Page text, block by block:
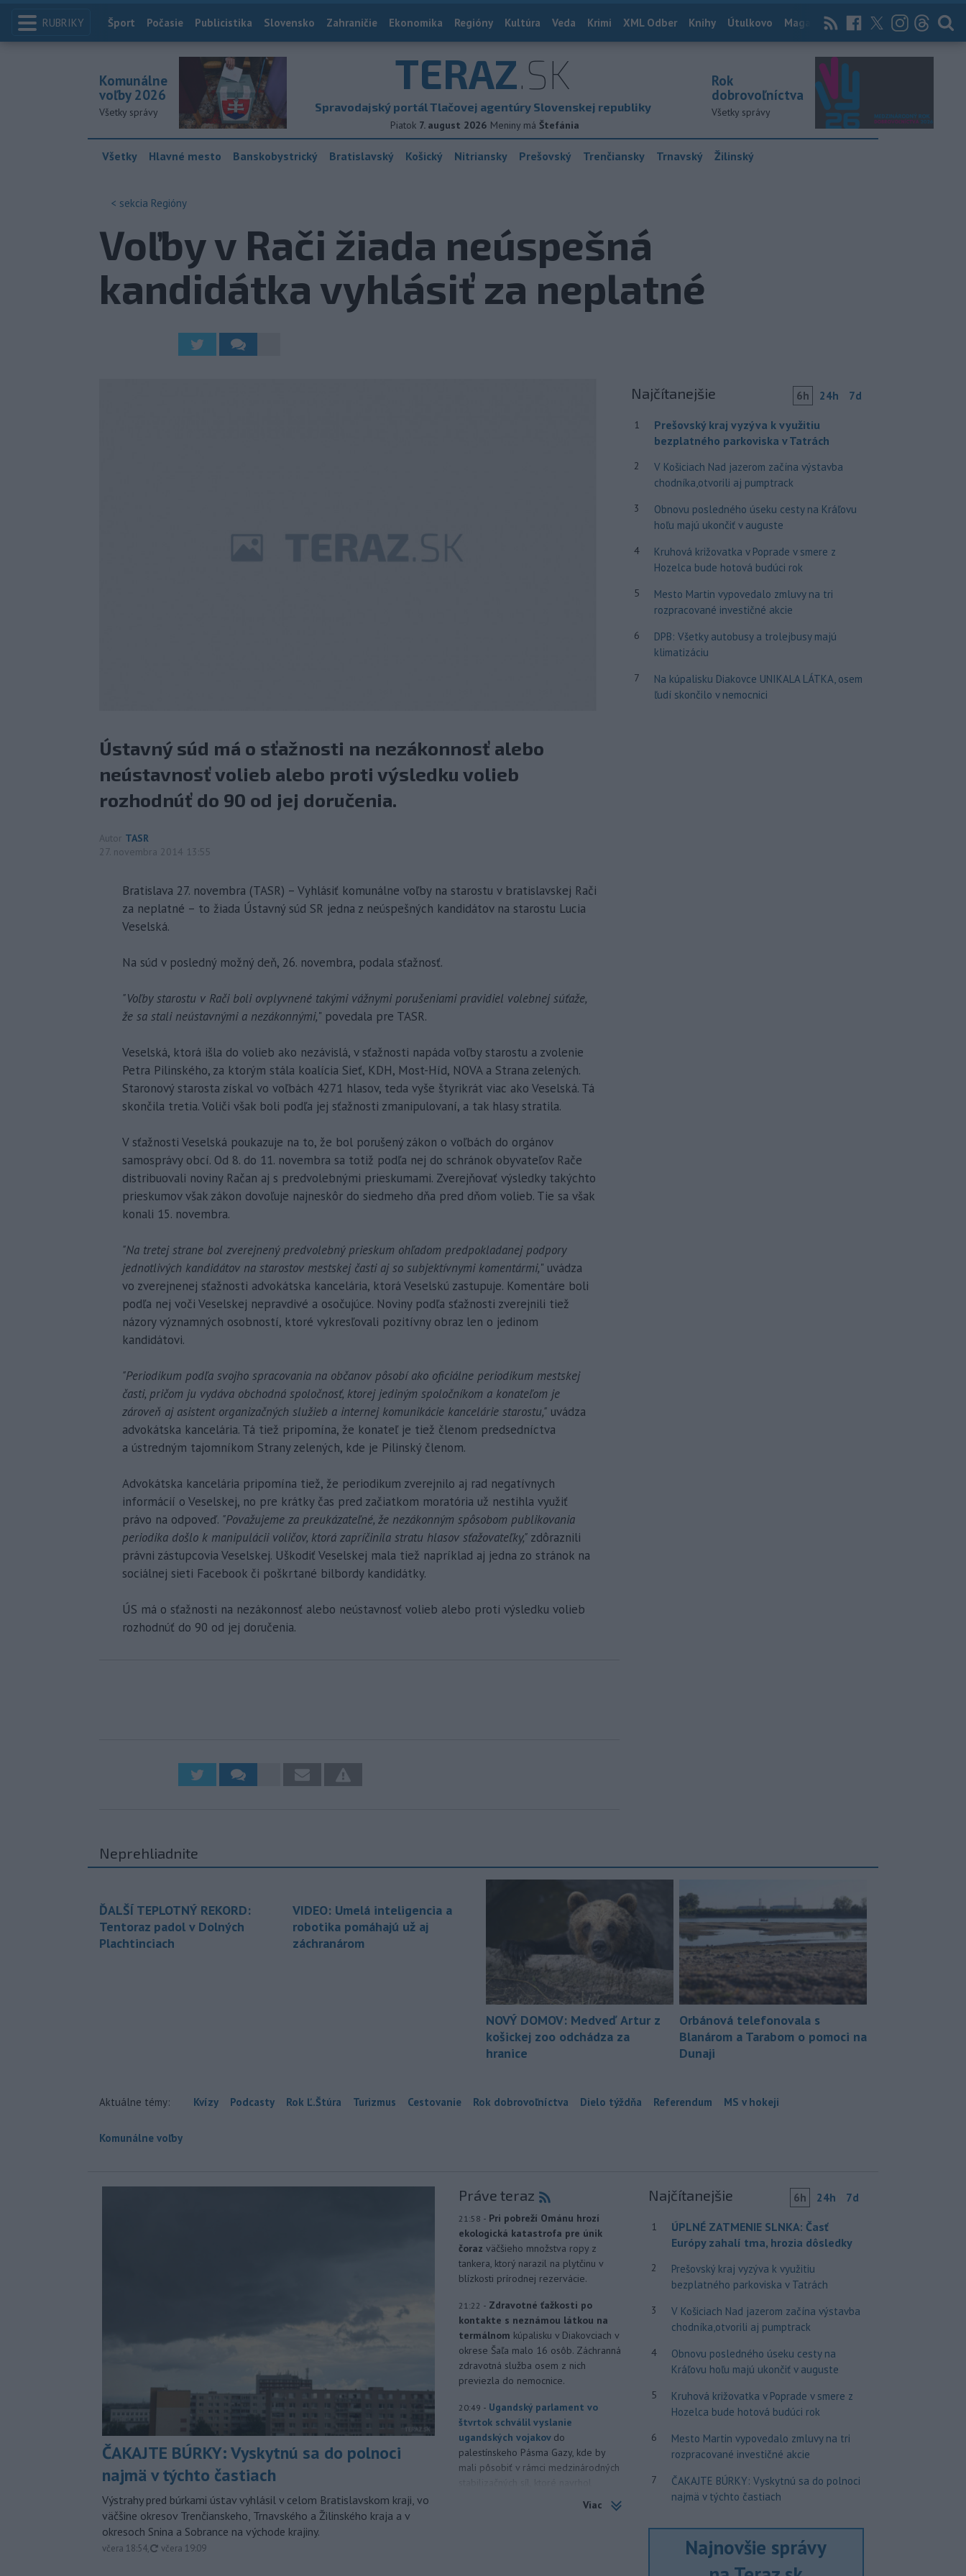
RUBRIKY Index
Šport Počasie Publicistika Slovensko Zahraničie Ekonomika Regióny Kultúra Veda Krimi XML Odber Knihy Útulkovo Magazín News Now Archív
TERAZ.SK
Spravodajský portál Tlačovej agentúry Slovenskej republiky
Piatok 7. august 2026 Meniny má Štefánia
Komunálne
voľby 2026
Všetky správy
Rok
dobrovoľníctva
Všetky správy
Všetky Hlavné mesto Banskobystrický Bratislavský Košický Nitriansky Prešovský Trenčiansky Trnavský Žilinský
< sekcia Regióny
Voľby v Rači žiada neúspešná
kandidátka vyhlásiť za neplatné
Ústavný súd má o sťažnosti na nezákonnosť alebo
neústavnosť volieb alebo proti výsledku volieb
rozhodnúť do 90 od jej doručenia.
Autor TASR
27. novembra 2014 13:55
Bratislava 27. novembra (TASR) – Vyhlásiť komunálne voľby na starostu v bratislavskej Rači
za neplatné – to žiada Ústavný súd SR jedna z neúspešných kandidátov na starostu Lucia
Veselská.
Na súd v posledný možný deň, 26. novembra, podala sťažnosť.
"Voľby starostu v Rači boli ovplyvnené takými vážnymi porušeniami pravidiel volebnej súťaže,
že sa stali neústavnými a nezákonnými," povedala pre TASR.
Veselská, ktorá išla do volieb ako nezávislá, v sťažnosti napáda voľby starostu a zvolenie
Petra Pilinského, za ktorým stála koalícia Sieť, KDH, Most-Híd, NOVA a Strana zelených.
Staronový starosta získal vo voľbách 4271 hlasov, teda vyše štyrikrát viac ako Veselská. Tá
skončila tretia. Voliči však boli podľa jej sťažnosti zmanipulovaní, a tak hlasy stratila.
V sťažnosti Veselská poukazuje na to, že bol porušený zákon o voľbách do orgánov
samosprávy obcí. Od 8. do 11. novembra sa totiž podľa nej do schránok obyvateľov Rače
distribuovali noviny Račan aj s predvolebnými prieskumami. Zverejňovať výsledky takýchto
prieskumov však zákon dovoľuje najneskôr do siedmeho dňa pred dňom volieb. Tie sa však
konali 15. novembra.
"Na tretej strane bol zverejnený predvolebný prieskum ohľadom predpokladanej podpory
jednotlivých kandidátov na starostov mestskej časti aj so subjektívnymi komentármi," uvádza
vo zverejnenej sťažnosti advokátska kancelária, ktorá Veselskú zastupuje. Komentáre boli
podľa nej voči Veselskej nepravdivé a osočujúce. Noviny podľa sťažnosti zverejnili tiež
názory významných osobností, ktoré vykresľovali pozitívny obraz len o jedinom
kandidátovi.
"Periodikum podľa svojho spracovania na občanov pôsobí ako oficiálne periodikum mestskej
časti, pričom ju vydáva obchodná spoločnosť, ktorej jediným spoločníkom a konateľom je
zároveň aj asistent organizačných služieb a internej komunikácie kancelárie starostu," uvádza
advokátska kancelária. Tá tiež pripomína, že konateľ je tiež členom predsedníctva
a ústredným tajomníkom Strany zelených, kde je Pilinský členom.
Advokátska kancelária pripomína tiež, že periodikum zverejnilo aj rad negatívnych
informácií o Veselskej, no pre krátky čas pred začiatkom moratória už nestihla využiť
právo na odpoveď. "Považujeme za preukázateľné, že nezákonným spôsobom publikovania
periodika došlo k manipulácii voličov, ktorá zapríčinila stratu hlasov sťažovateľky," zdôraznili
právni zástupcovia Veselskej. Uškodiť Veselskej mala tiež napríklad aj jedna zo stránok na
sociálnej sieti Facebook či poškrtané bilbordy kandidátky.
ÚS má o sťažnosti na nezákonnosť alebo neústavnosť volieb alebo proti výsledku volieb
rozhodnúť do 90 od jej doručenia.
Najčítanejšie 6h 24h 7d
1
Prešovský kraj vyzýva k využitiu
bezplatného parkoviska v Tatrách
2
V Košiciach Nad jazerom začína výstavba
chodníka,otvorili aj pumptrack
3
Obnovu posledného úseku cesty na Kráľovu
hoľu majú ukončiť v auguste
4
Kruhová križovatka v Poprade v smere z
Hozelca bude hotová budúci rok
5
Mesto Martin vypovedalo zmluvy na tri
rozpracované investičné akcie
6
DPB: Všetky autobusy a trolejbusy majú
klimatizáciu
7
Na kúpalisku Diakovce UNIKALA LÁTKA, osem
ľudí skončilo v nemocnici
Neprehliadnite
ĎALŠÍ TEPLOTNÝ REKORD:
Tentoraz padol v Dolných
Plachtinciach
VIDEO: Umelá inteligencia a
robotika pomáhajú už aj
záchranárom
NOVÝ DOMOV: Medveď Artur z
košickej zoo odchádza za
hranice
Orbánová telefonovala s
Blanárom a Tarabom o pomoci na
Dunaji
Aktuálne témy: Kvízy Podcasty Rok Ľ.Štúra Turizmus Cestovanie Rok dobrovoľníctva Dielo týždňa Referendum MS v hokeji
Komunálne voľby
ČAKAJTE BÚRKY: Vyskytnú sa do polnoci
najmä v týchto častiach
Výstrahy pred búrkami ústav vyhlásil v celom Bratislavskom kraji, vo
väčšine okresov Trenčianskeho, Trnavského a Žilinského kraja a v
okresoch Snina a Sobrance na východe krajiny.
včera 18:54, aktualizované
včera 19:09
Práve teraz
21:58 - Pri pobreží Ománu hrozí
ekologická katastrofa pre únik
čoraz väčšieho množstva ropy z
tankera, ktorý narazil na plytčinu v
blízkosti prírodnej rezervácie.
21:22 - Zdravotné ťažkosti po
kontakte s neznámou látkou na
termálnom kúpalisku v Diakovciach v
okrese Šaľa malo 16 osôb. Záchranná
zdravotná služba osem z nich
previezla do nemocnice.
20:49 - Ugandský parlament vo
štvrtok schválil vyslanie
ugandských vojakov do
palestínskeho Pásma Gazy, kde by
mali pôsobiť v rámci medzinárodných
Viac
Najčítanejšie 6h 24h 7d
1
ÚPLNÉ ZATMENIE SLNKA: Časť
Európy zahalí tma, hrozia dôsledky
2
Prešovský kraj vyzýva k využitiu
bezplatného parkoviska v Tatrách
3
V Košiciach Nad jazerom začína výstavba
chodníka,otvorili aj pumptrack
4
Obnovu posledného úseku cesty na
Kráľovu hoľu majú ukončiť v auguste
5
Kruhová križovatka v Poprade v smere z
Hozelca bude hotová budúci rok
6
Mesto Martin vypovedalo zmluvy na tri
rozpracované investičné akcie
7
ČAKAJTE BÚRKY: Vyskytnú sa do polnoci
najmä v týchto častiach
Najnovšie správy